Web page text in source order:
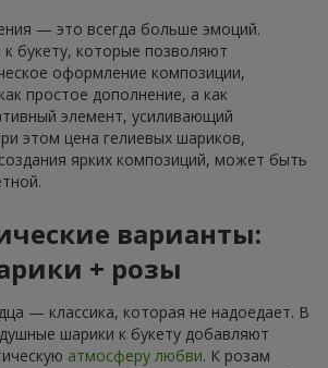
— это всегда больше эмоций.
букету, которые позволяют
оформление композиции,
простое дополнение, а как
элемент, усиливающий
этом цена гелиевых шариков,
ярких композиций, может быть
варианты:
+ розы
— классика, которая не надоедает. В
шарики к букету добавляют
атмосферу любви. К розам